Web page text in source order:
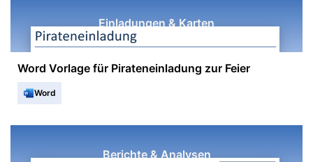
Einladungen & Karten
Word Vorlage für Pirateneinladung zur Feier
Word
Berichte & Analysen